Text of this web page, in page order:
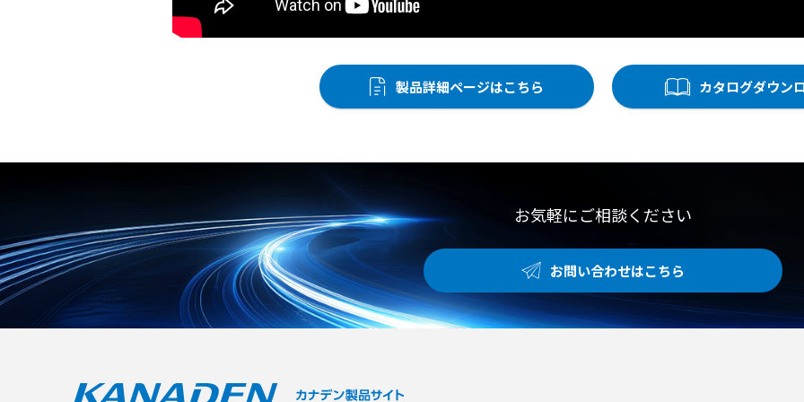
製品詳細ページはこちら カタログダウン
お気軽にご相談ください
お問い合わせはこちら